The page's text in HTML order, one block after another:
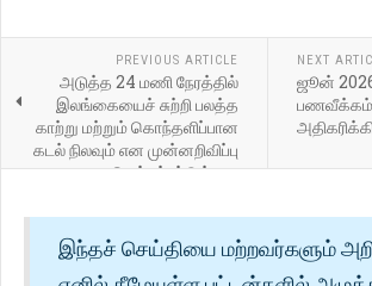
PREVIOUS ARTICLE
அடுத்த 24 மணி நேரத்தில்
இலங்கையைச் சுற்றி பலத்த
காற்று மற்றும் கொந்தளிப்பான
கடல் நிலவும் என முன்னறிவிப்பு
செய்யப்பட்டுள்ளது
NEXT
ஜூன்
பணவீக்கம்
இந்தச் செய்தியை மற்றவர்களும்